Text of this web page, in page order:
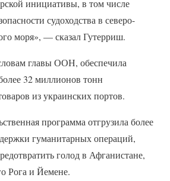
инициативы, в том числе
судоходства в северо-
моря», — сказал Гутерриш.
главы ООН, обеспечила
32 миллионов тонн
из украинских портов.
программа отгрузила более
гуманитарных операций,
голод в Афганистане,
Рога и Йемене.